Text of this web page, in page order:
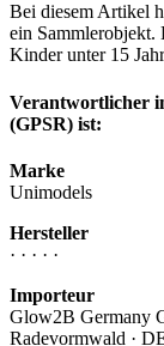
Bei diesem Artikel
ein Sammlerobjekt.
Kinder unter 15
Verantwortlicher
(GPSR) ist:
Marke
Unimodels
Hersteller
· · · · ·
Importeur
Glow2B Germany
Radevormwald ·